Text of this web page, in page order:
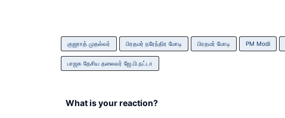
குஜராத் முதல்வர் பிரதமர் நரேந்திர மோடி பிரதமர் மோடி PM Modi
பாஜக தேசிய தலைவர் ஜே.பி.நட்டா